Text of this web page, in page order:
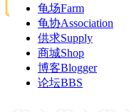
龟场Farm
龟协Association
供求Supply
商城Shop
博客Blogger
论坛BBS